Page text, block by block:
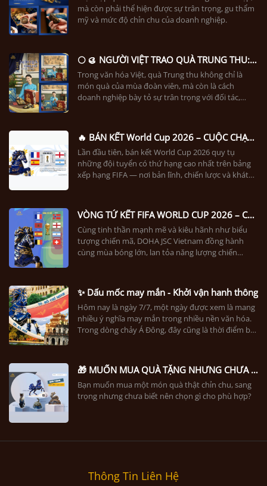
mà còn phải thể hiện được sự trân trọng, gu thẩm
mỹ và mức độ chỉn chu của doanh nghiệp.
🌕 🥮 NGƯỜI VIỆT TRAO QUÀ TRUNG THU: TRAO VẬT PHẨM, GỬI TÂM Ý
Trong văn hóa Việt, quà Trung thu không chỉ là
món quà của mùa đoàn viên, mà còn là cách
doanh nghiệp bày tỏ sự trân trọng với đối tác,
🔥 BÁN KẾT World Cup 2026 – CUỘC CHẠM TRÁN CỦA NHỮNG ĐỘI TUYỂN HÀNG ĐẦU! 🏆⚽
Lần đầu tiên, bán kết World Cup 2026 quy tụ
những đội tuyển có thứ hạng cao nhất trên bảng
xếp hạng FIFA — nơi bản lĩnh, chiến lược và khát
VÒNG TỨ KẾT FIFA WORLD CUP 2026 – CUỘC ĐUA ĐẾN VINH QUANG BẮT ĐẦU NÓNG HƠN BAO GIỜ HẾT! ⚽🏆
Cùng tinh thần mạnh mẽ và kiêu hãnh như biểu
tượng chiến mã, DOHA JSC Vietnam đồng hành
cùng mùa bóng lớn, lan tỏa năng lượng chiến
✨ Dấu mốc may mắn - Khởi vận hanh thông
Hôm nay là ngày 7/7, một ngày được xem là mang
nhiều ý nghĩa may mắn trong nhiều nền văn hóa.
Trong dòng chảy Á Đông, đây cũng là thời điểm bắt
trưởng và chuyển mình mạnh mẽ hơn.
🎁 MUỐN MUA QUÀ TẶNG NHƯNG CHƯA BIẾT CHỌN GÌ THÌ NÊN TÌM GÌ?
Bạn muốn mua một món quà thật chỉn chu, sang
trọng nhưng chưa biết nên chọn gì cho phù hợp?
Thông Tin Liên Hệ